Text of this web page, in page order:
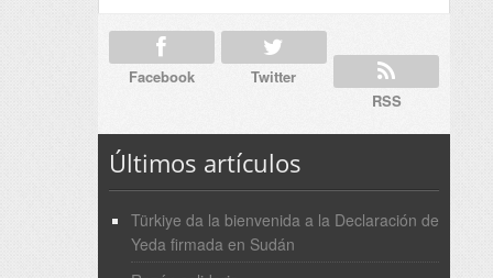
Facebook
Twitter
RSS
Últimos artículos
Türkiye da la bienvenida a la Declaración de
Yeda firmada en Sudán